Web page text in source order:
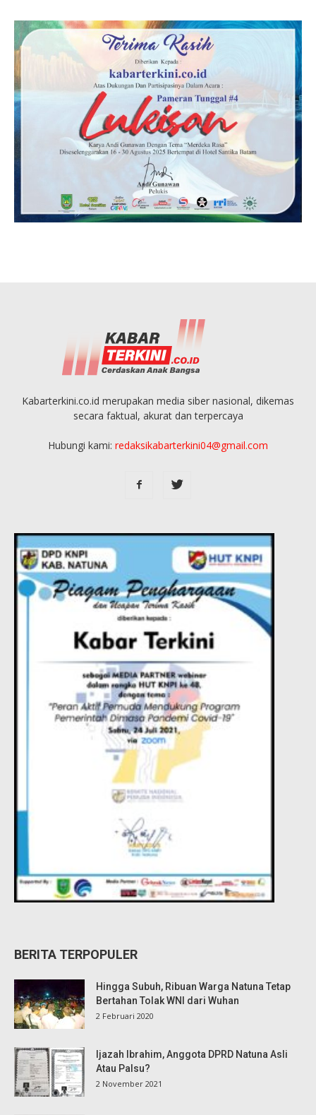
Kabarterkini.co.id merupakan media siber nasional, dikemas
secara faktual, akurat dan terpercaya
Hubungi kami: redaksikabarterkini04@gmail.com
BERITA TERPOPULER
Hingga Subuh, Ribuan Warga Natuna Tetap
Bertahan Tolak WNI dari Wuhan
2 Februari 2020
Ijazah Ibrahim, Anggota DPRD Natuna Asli
Atau Palsu?
2 November 2021